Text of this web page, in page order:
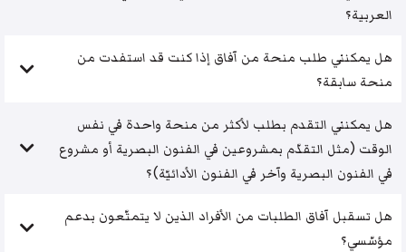
العربية؟
هل يمكنني طلب منحة من آفاق إذا كنت قد استفدت من
منحة سابقة؟
هل يمكنني التقدم بطلب لأكثر من منحة واحدة في نفس
الوقت (مثل التقدّم بمشروعين في الفنون البصرية أو مشروع
في الفنون البصرية وآخر في الفنون الأدائيّة)؟
هل تسقبل آفاق الطلبات من الأفراد الذين لا يتمتّعون بدعم
مؤسّسي؟